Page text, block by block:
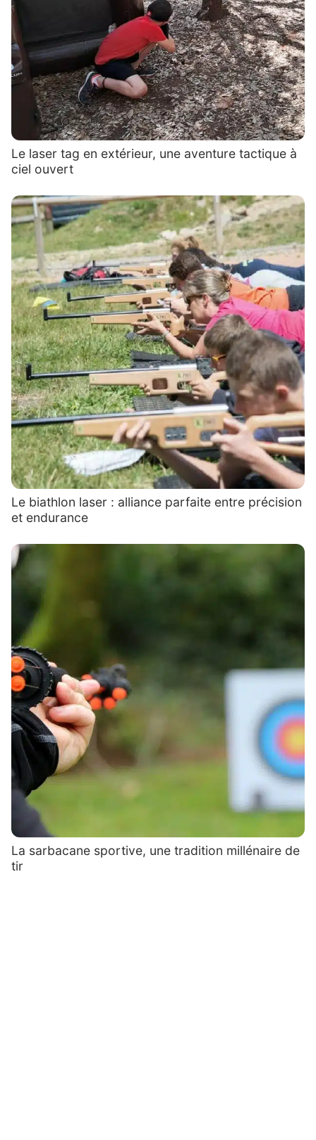
Le laser tag en extérieur, une aventure tactique à
ciel ouvert
Le biathlon laser : alliance parfaite entre précision
et endurance
La sarbacane sportive, une tradition millénaire de
tir